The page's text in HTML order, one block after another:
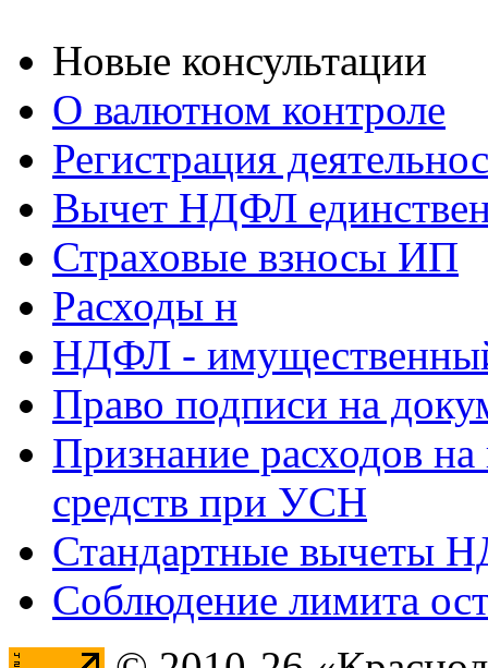
Новые консультации
О валютном контроле
Регистрация
Вычет НДФЛ
Страховые взносы ИП
Расходы н
НДФЛ -
Право подписи на
Признание расходов
средств при УСН
Стандартные вычеты
Соблюдение лимита